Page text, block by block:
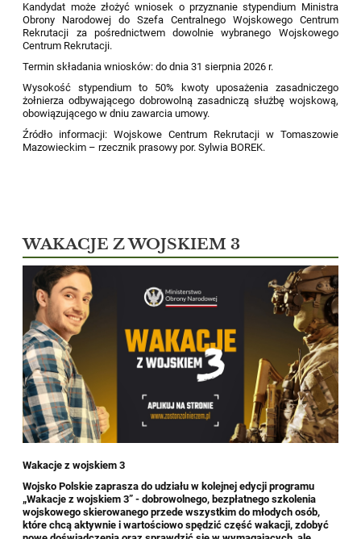
Kandydat może złożyć wniosek o przyznanie stypendium Ministra
Obrony Narodowej do Szefa Centralnego Wojskowego Centrum
Rekrutacji za pośrednictwem dowolnie wybranego Wojskowego
Centrum Rekrutacji.
Termin składania wniosków: do dnia 31 sierpnia 2026 r.
Wysokość stypendium to 50% kwoty uposażenia zasadniczego
żołnierza odbywającego dobrowolną zasadniczą służbę wojskową,
obowiązującego w dniu zawarcia umowy.
Źródło informacji: Wojskowe Centrum Rekrutacji w Tomaszowie
Mazowieckim – rzecznik prasowy por. Sylwia BOREK.
WAKACJE Z WOJSKIEM 3
Wakacje z wojskiem 3
Wojsko Polskie zaprasza do udziału w kolejnej edycji programu
„Wakacje z wojskiem 3” - dobrowolnego, bezpłatnego szkolenia
wojskowego skierowanego przede wszystkim do młodych osób,
które chcą aktywnie i wartościowo spędzić część wakacji, zdobyć